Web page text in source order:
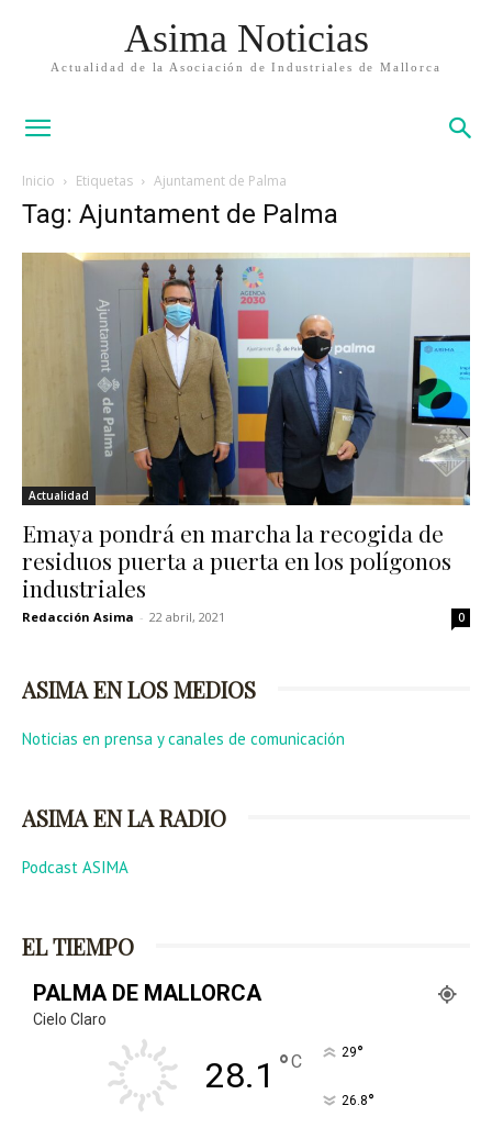
Asima Noticias
Actualidad de la Asociación de Industriales de Mallorca
Inicio Etiquetas Ajuntament de Palma
Tag: Ajuntament de Palma
Actualidad
Emaya pondrá en marcha la recogida de
residuos puerta a puerta en los polígonos
industriales
Redacción Asima - 22 abril, 2021 0
ASIMA EN LOS MEDIOS
Noticias en prensa y canales de comunicación
ASIMA EN LA RADIO
Podcast ASIMA
EL TIEMPO
PALMA DE MALLORCA
Cielo Claro
28.1 °C 29°
26.8°